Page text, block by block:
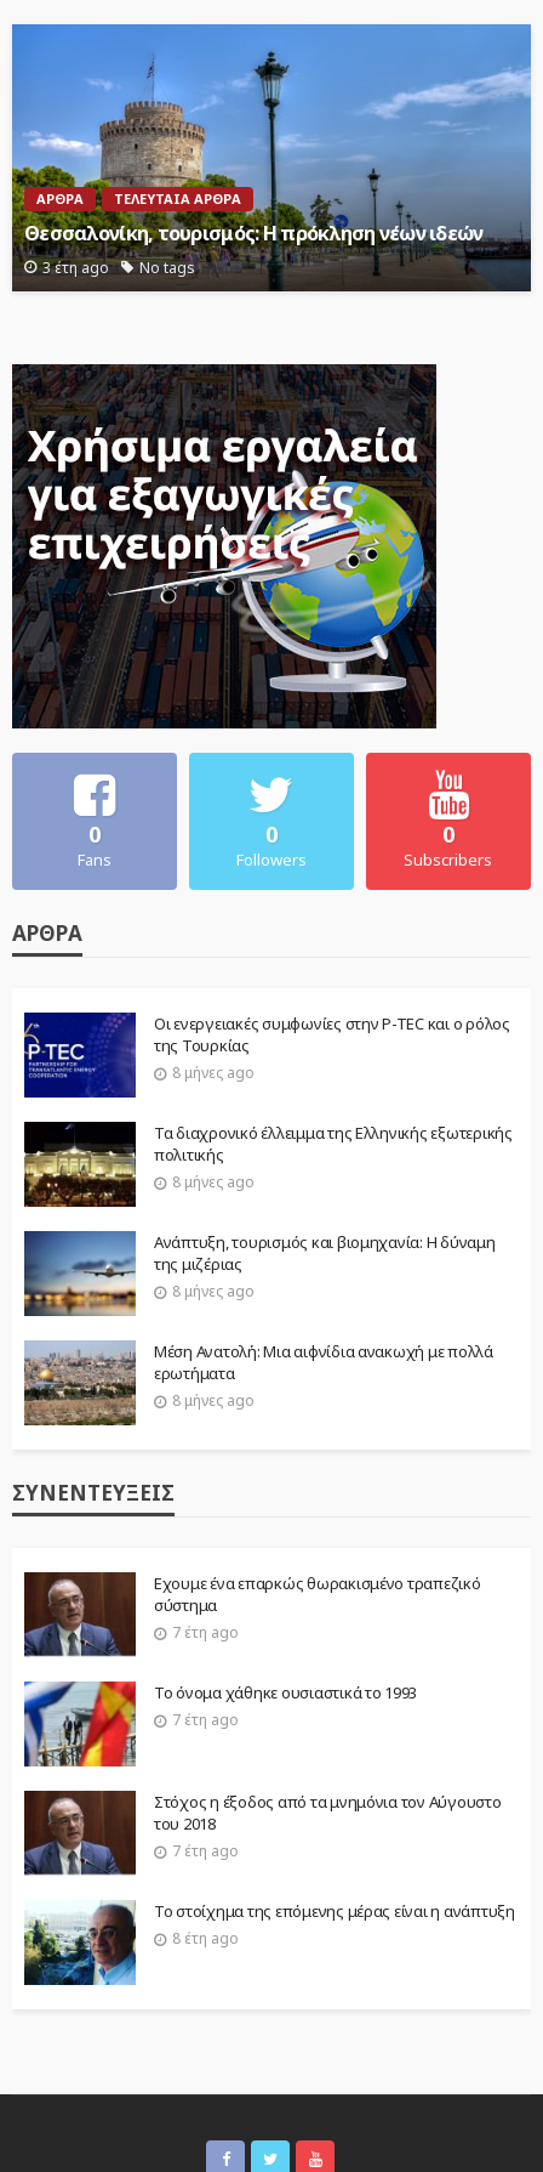
ΆΡΘΡΑ ΤΕΛΕΥΤΑΊΑ ΆΡΘΡΑ
Θεσσαλονίκη, τουρισμός: Η πρόκληση νέων ιδεών
3 έτη ago No tags
0
Fans
0
Followers
0
Subscribers
ΆΡΘΡΑ
Οι ενεργειακές συμφωνίες στην P-TEC και ο ρόλος
της Τουρκίας
8 μήνες ago
Τα διαχρονικό έλλειμμα της Ελληνικής εξωτερικής
πολιτικής
8 μήνες ago
Ανάπτυξη, τουρισμός και βιομηχανία: Η δύναμη
της μιζέριας
8 μήνες ago
Μέση Ανατολή: Μια αιφνίδια ανακωχή με πολλά
ερωτήματα
8 μήνες ago
ΣΥΝΕΝΤΕΎΞΕΙΣ
Εχουμε ένα επαρκώς θωρακισμένο τραπεζικό
σύστημα
7 έτη ago
Το όνομα χάθηκε ουσιαστικά το 1993
7 έτη ago
Στόχος η έξοδος από τα μνημόνια τον Αύγουστο
του 2018
7 έτη ago
Το στοίχημα της επόμενης μέρας είναι η ανάπτυξη
8 έτη ago